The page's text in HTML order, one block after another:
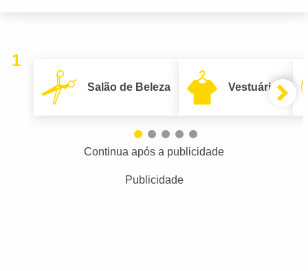
1
Salão de Beleza Vestuário
Continua após a publicidade
Publicidade